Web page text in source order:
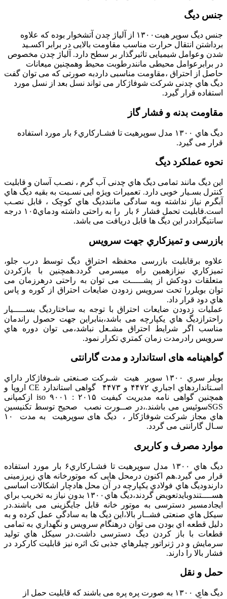
جنس دیگ
جنس دیگ سوپر هیت۱۳۰۰ از آلیاژ چدن آتشخوار بوده که علاوه
برداشتن انتقال حرارت مناسب مقاومت بالایی در برابر اکسـید
شدن وعوامل شیمیایی تاثیرگذار بر سطح دارد. آلیاژ چدن مخصوص
در برابرعوامل محیطی مانندرطوبت محیط وهمچنین میعانات
حاصل از احتراق ،مقاومت مناسبی داردبه صورتی که می توان گفت
دیگ هاي چدنی شرکت شوفاژکار می تواند نسل بعد از نسل مورد
استفاده قرار گیرد.
مقاومت بدنه و فشار گاز
دیگ هاي ۱۳۰۰ مدل سوپرهیت تا فشـارکاري۶ بار مورد استفاده
قرار می گیرد.
نحوه عملکرد دیگ
این دیگ مانند تمامی دیگ هاي چدنی آب گرم ، نصـب آسان و قابلیت
کنترل بسـیار خوبی دارد. تعمیرات ویژه ایی نسـبت به بقیه دیگ هاي
آبگرم نیاز نداشته وبه سادگی ماننددیگ هاي کوچک ، قابل نصـب
است.قابلیت تحمل فشار ۶ بار را به راحتی داشته ودماي۱۰۵ درجه
سانتیگراددر این دیگ ها قابل دریافت می باشد.
بازرسی و تمیزکاري جهت سرویس
علاوه برقابلیت بازرسی محفظه احتراق دیگ توسط درب جلو،
تمیزکاري نیزازهمین راه میسرمی گردد.همچنین با بازکردن
متعلقات دودکش از پشـــــت می توان به راحتی درهرزمان می
توان بویلررا تحت سرویس زدودن ضایعات احتراق از کوره و پاس
هاي دود قرار داد.
عملیات زدودن ضایعات احتراق با توجه به ساختاردیگ بســـــیار
راحترازدیگ هاي یکپارچه می باشد،بنابراین جهت حصول راندمان
مناسب اگر شرایط احتراق مشـعل نباشد،می توان دوره هاي
سرویس رادرمدت زمان کمتري تکرار نمود.
گواهینامه های استاندارد و مدت گارانتی
بویلر سري ۱۳۰۰ سوپر هيت شـرکت صـنعتی شـوفاژکار داراي
اسـتانداردهاي اجباري ۴۴۷۲ و ۴۴۷۳ گواهی استاندارد CE اروپا و
همچنین گواهی نامه مدیریت کیفیت ۲۰۱۵ : ۹۰۰۱ iso ازکمپانی
SGSسوئیس می باشند.،در صــورت نصب صحیح توسط تکنیسین
هاي مجاز شرکت شوفاژکار ، دیگ های سوپرهيت به مدت ۱۰
سـال گارانتی می گردد.
موارد مصرف و کاربری
دیگ هاي ۱۳۰۰ مدل سوپرهیت تا فشـارکاري۶ بار مورد استفاده
قرار می گیرد.هم اکنون درمحل هایی که موتورخانه هاي زیرزمینی
دارندودیگ هاي فولادي یکپارچه در آن محل هادچار اشکالات اساسی
هســــتندوبایدتعویض گردند،دیگ هاي۱۳۰۰ بدون نیاز به تخریب براي
ایجادمسیر دسترسی به موتور خانه قابل جایگزینی می باشند.در
سیکل هاي صنعتی فشــار بالا،این دیگ ها به سادگی عمل کرده و به
دلیل قطعه اي بودن می توان درهنگام سرویس و نگهداري به تمامی
قطعات با باز کردن دیگ دسترسی داشت.در سیکل هاي تولید
سرمایش و در ژنراتور چیلرهاي جذبی تک اثره نیز قابلیت کارکرد در
فشار بالا را دارند.
حمل و نقل
دیگ هاي ۱۳۰۰ به صورت پره پره می باشند که قابلیت حمل از